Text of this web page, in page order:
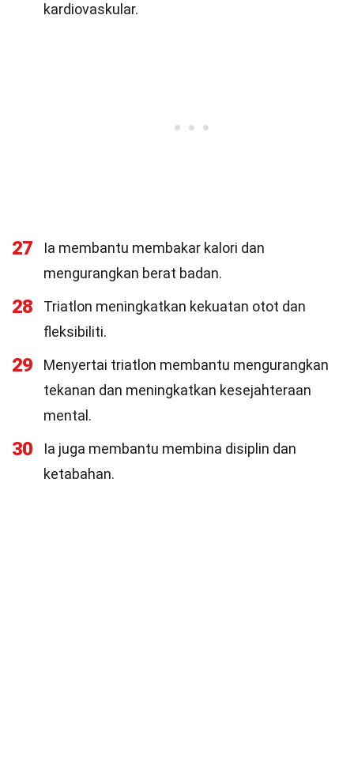
kardiovaskular.
27
Ia membantu membakar kalori dan
mengurangkan berat badan.
28
Triatlon meningkatkan kekuatan otot dan
fleksibiliti.
29
Menyertai triatlon membantu mengurangkan
tekanan dan meningkatkan kesejahteraan
mental.
30
Ia juga membantu membina disiplin dan
ketabahan.